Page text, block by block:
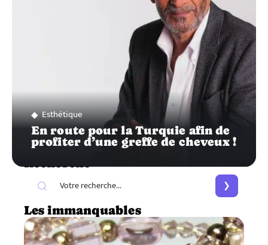
Esthétique
En route pour la Turquie afin de
profiter d’une greffe de cheveux !
Recherche
Les immanquables